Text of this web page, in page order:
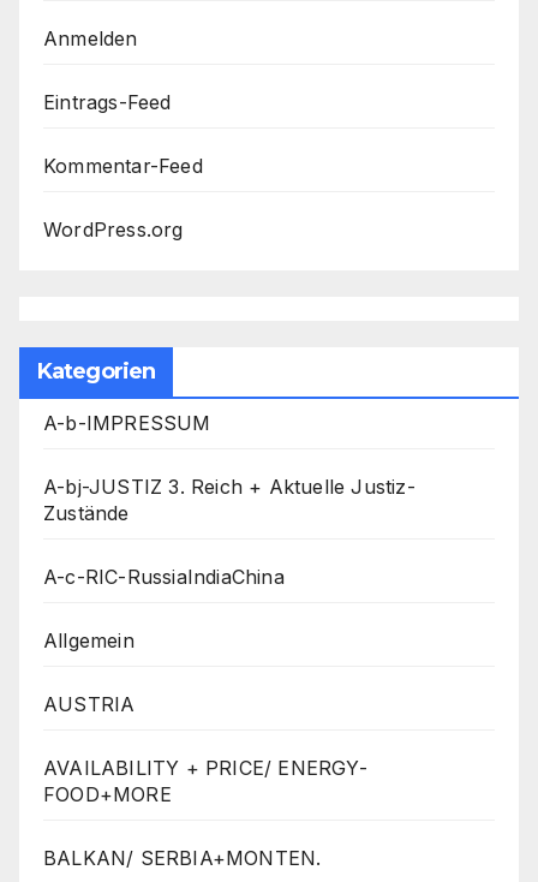
Anmelden
Eintrags-Feed
Kommentar-Feed
WordPress.org
Kategorien
A-b-IMPRESSUM
A-bj-JUSTIZ 3. Reich + Aktuelle Justiz-
Zustände
A-c-RIC-RussiaIndiaChina
Allgemein
AUSTRIA
AVAILABILITY + PRICE/ ENERGY-
FOOD+MORE
BALKAN/ SERBIA+MONTEN.